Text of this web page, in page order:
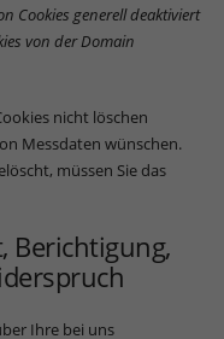
Cookies generell deaktiviert
von der Domain
nicht löschen
Messdaten wünschen.
müssen Sie das
Berichtigung,
Ihre bei uns